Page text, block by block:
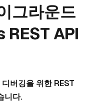
그라운드
REST API
버깅을 위한 REST
니다.